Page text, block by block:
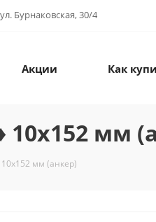
Бурнаковская, 30/4
Акции Как
мм
мм (анкер)